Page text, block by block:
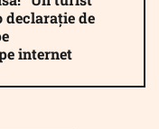
declarație de
internet